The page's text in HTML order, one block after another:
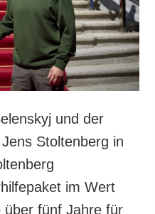
LEISTUNGEN
Abonnement
Fotobank
und der
Stoltenberg in
im Wert
über fünf Jahre für